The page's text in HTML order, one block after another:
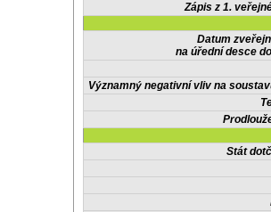
Zápis z 1.
Datum
na úřední desce
Významný negativní vliv na
Stát